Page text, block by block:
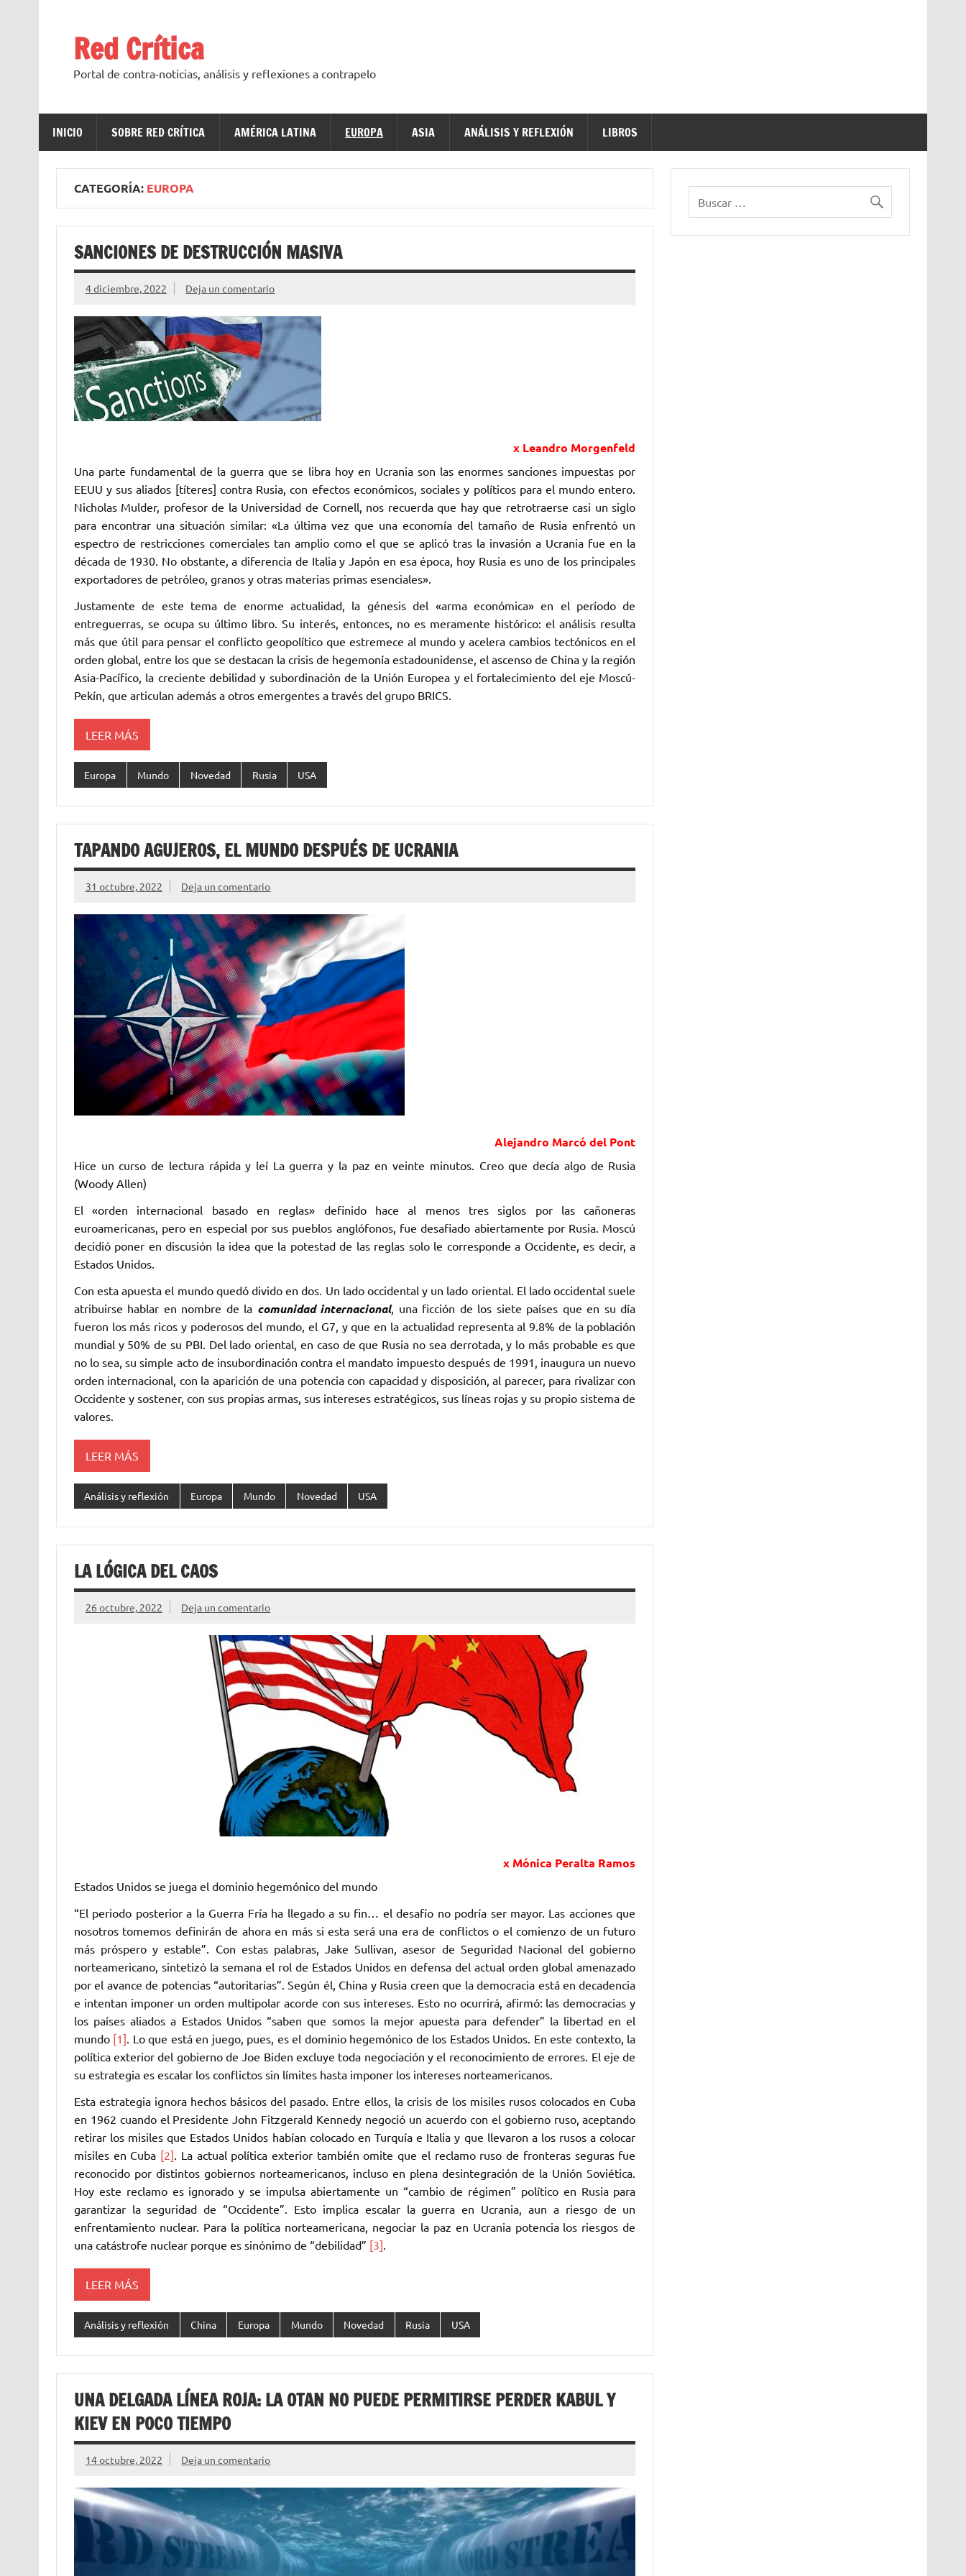
Red Crítica
Portal de contra-noticias, análisis y reflexiones a contrapelo
INICIO SOBRE RED CRÍTICA AMÉRICA LATINA EUROPA ASIA ANÁLISIS Y REFLEXIÓN LIBROS
CATEGORÍA: EUROPA
SANCIONES DE DESTRUCCIÓN MASIVA
4 diciembre, 2022 Deja un comentario
x Leandro Morgenfeld
Una parte fundamental de la guerra que se libra hoy en Ucrania son las enormes sanciones impuestas por
EEUU y sus aliados [títeres] contra Rusia, con efectos económicos, sociales y políticos para el mundo entero.
Nicholas Mulder, profesor de la Universidad de Cornell, nos recuerda que hay que retrotraerse casi un siglo
para encontrar una situación similar: «La última vez que una economía del tamaño de Rusia enfrentó un
espectro de restricciones comerciales tan amplio como el que se aplicó tras la invasión a Ucrania fue en la
década de 1930. No obstante, a diferencia de Italia y Japón en esa época, hoy Rusia es uno de los principales
exportadores de petróleo, granos y otras materias primas esenciales».
Justamente de este tema de enorme actualidad, la génesis del «arma económica» en el período de
entreguerras, se ocupa su último libro. Su interés, entonces, no es meramente histórico: el análisis resulta
más que útil para pensar el conflicto geopolítico que estremece al mundo y acelera cambios tectónicos en el
orden global, entre los que se destacan la crisis de hegemonía estadounidense, el ascenso de China y la región
Asia-Pacífico, la creciente debilidad y subordinación de la Unión Europea y el fortalecimiento del eje Moscú-
Pekín, que articulan además a otros emergentes a través del grupo BRICS.
LEER MÁS
Europa Mundo Novedad Rusia USA
TAPANDO AGUJEROS, EL MUNDO DESPUÉS DE UCRANIA
31 octubre, 2022 Deja un comentario
Alejandro Marcó del Pont
Hice un curso de lectura rápida y leí La guerra y la paz en veinte minutos. Creo que decía algo de Rusia
(Woody Allen)
El «orden internacional basado en reglas» definido hace al menos tres siglos por las cañoneras
euroamericanas, pero en especial por sus pueblos anglófonos, fue desafiado abiertamente por Rusia. Moscú
decidió poner en discusión la idea que la potestad de las reglas solo le corresponde a Occidente, es decir, a
Estados Unidos.
Con esta apuesta el mundo quedó divido en dos. Un lado occidental y un lado oriental. El lado occidental suele
atribuirse hablar en nombre de la comunidad internacional, una ficción de los siete países que en su día
fueron los más ricos y poderosos del mundo, el G7, y que en la actualidad representa al 9.8% de la población
mundial y 50% de su PBI. Del lado oriental, en caso de que Rusia no sea derrotada, y lo más probable es que
no lo sea, su simple acto de insubordinación contra el mandato impuesto después de 1991, inaugura un nuevo
orden internacional, con la aparición de una potencia con capacidad y disposición, al parecer, para rivalizar con
Occidente y sostener, con sus propias armas, sus intereses estratégicos, sus líneas rojas y su propio sistema de
valores.
LEER MÁS
Análisis y reflexión Europa Mundo Novedad USA
LA LÓGICA DEL CAOS
26 octubre, 2022 Deja un comentario
x Mónica Peralta Ramos
Estados Unidos se juega el dominio hegemónico del mundo
“El periodo posterior a la Guerra Fría ha llegado a su fin… el desafío no podría ser mayor. Las acciones que
nosotros tomemos definirán de ahora en más si esta será una era de conflictos o el comienzo de un futuro
más próspero y estable”. Con estas palabras, Jake Sullivan, asesor de Seguridad Nacional del gobierno
norteamericano, sintetizó la semana el rol de Estados Unidos en defensa del actual orden global amenazado
por el avance de potencias “autoritarias”. Según él, China y Rusia creen que la democracia está en decadencia
e intentan imponer un orden multipolar acorde con sus intereses. Esto no ocurrirá, afirmó: las democracias y
los países aliados a Estados Unidos “saben que somos la mejor apuesta para defender” la libertad en el
mundo [1]. Lo que está en juego, pues, es el dominio hegemónico de los Estados Unidos. En este contexto, la
política exterior del gobierno de Joe Biden excluye toda negociación y el reconocimiento de errores. El eje de
su estrategia es escalar los conflictos sin límites hasta imponer los intereses norteamericanos.
Esta estrategia ignora hechos básicos del pasado. Entre ellos, la crisis de los misiles rusos colocados en Cuba
en 1962 cuando el Presidente John Fitzgerald Kennedy negoció un acuerdo con el gobierno ruso, aceptando
retirar los misiles que Estados Unidos habían colocado en Turquía e Italia y que llevaron a los rusos a colocar
misiles en Cuba [2]. La actual política exterior también omite que el reclamo ruso de fronteras seguras fue
reconocido por distintos gobiernos norteamericanos, incluso en plena desintegración de la Unión Soviética.
Hoy este reclamo es ignorado y se impulsa abiertamente un “cambio de régimen” político en Rusia para
garantizar la seguridad de “Occidente”. Esto implica escalar la guerra en Ucrania, aun a riesgo de un
enfrentamiento nuclear. Para la política norteamericana, negociar la paz en Ucrania potencia los riesgos de
una catástrofe nuclear porque es sinónimo de “debilidad” [3].
LEER MÁS
Análisis y reflexión China Europa Mundo Novedad Rusia USA
UNA DELGADA LÍNEA ROJA: LA OTAN NO PUEDE PERMITIRSE PERDER KABUL Y
KIEV EN POCO TIEMPO
14 octubre, 2022 Deja un comentario